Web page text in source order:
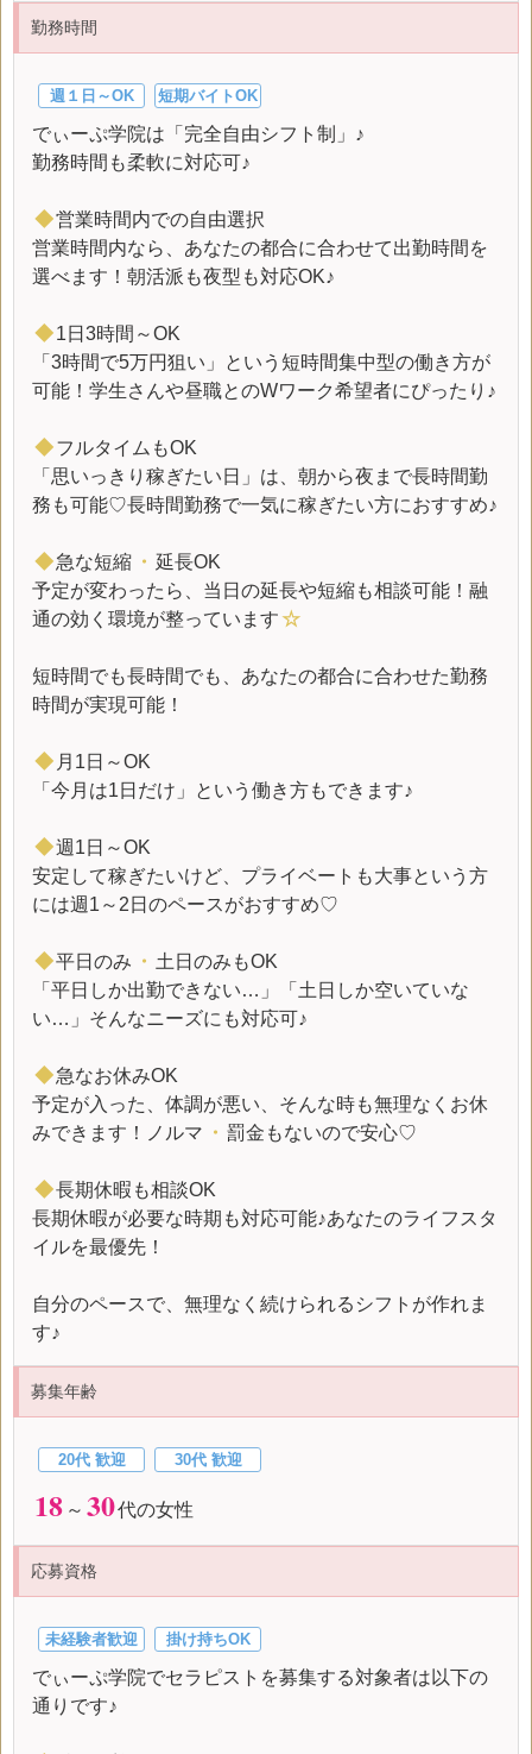
勤務時間
週１日～OK 短期バイトOK
でぃーぷ学院は「完全自由シフト制」♪
勤務時間も柔軟に対応可♪
◆営業時間内での自由選択
営業時間内なら、あなたの都合に合わせて出勤時間を
選べます！朝活派も夜型も対応OK♪
◆1日3時間～OK
「3時間で5万円狙い」という短時間集中型の働き方が
可能！学生さんや昼職とのWワーク希望者にぴったり♪
◆フルタイムもOK
「思いっきり稼ぎたい日」は、朝から夜まで長時間勤
務も可能♡長時間勤務で一気に稼ぎたい方におすすめ♪
◆急な短縮 ・ 延長OK
予定が変わったら、当日の延長や短縮も相談可能！融
通の効く環境が整っています☆
短時間でも長時間でも、あなたの都合に合わせた勤務
時間が実現可能！
◆ 月1日～OK
「今月は1日だけ」という働き方もできます♪
◆週1日～OK
安定して稼ぎたいけど、プライベートも大事という方
には週1～2日のペースがおすすめ♡
◆平日のみ ・ 土日のみもOK
「平日しか出勤できない…」「土日しか空いていな
い…」そんなニーズにも対応可♪
◆急なお休みOK
予定が入った、体調が悪い、そんな時も無理なくお休
みできます！ノルマ ・ 罰金もないので安心♡
◆長期休暇も相談OK
長期休暇が必要な時期も対応可能♪あなたのライフスタ
イルを最優先！
自分のペースで、無理なく続けられるシフトが作れま
す♪
募集年齢
20代 歓迎 30代 歓迎
18 ～ 30代の女性
応募資格
未経験者歓迎 掛け持ちOK
でぃーぷ学院でセラピストを募集する対象者は以下の
通りです♪